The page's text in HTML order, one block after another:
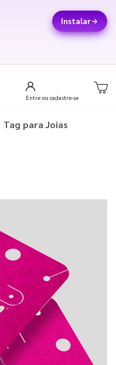
Instalar
Entre ou cadastre-se
Tag para Joias